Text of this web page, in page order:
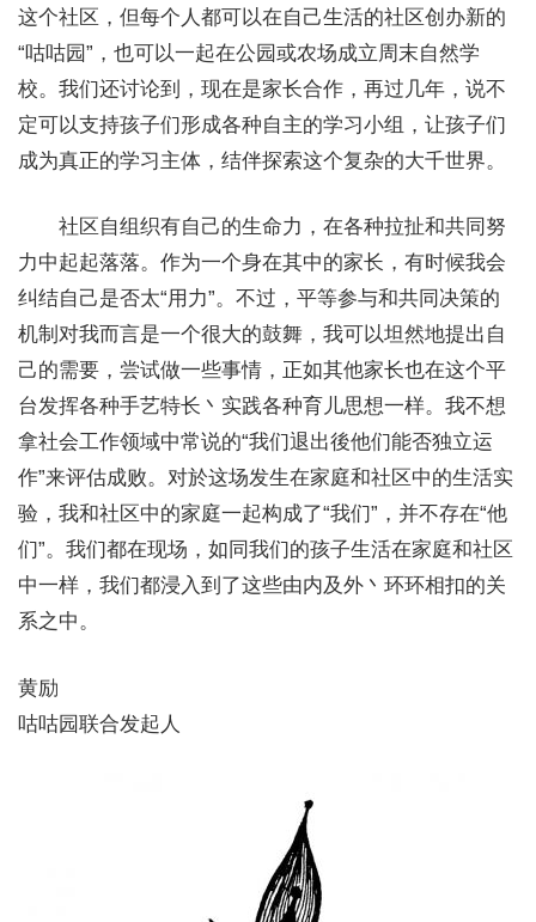
这个社区，但每个人都可以在自己生活的社区创办新的
“咕咕园”，也可以一起在公园或农场成立周末自然学
校。我们还讨论到，现在是家长合作，再过几年，说不
定可以支持孩子们形成各种自主的学习小组，让孩子们
成为真正的学习主体，结伴探索这个复杂的大千世界。
社区自组织有自己的生命力，在各种拉扯和共同努
力中起起落落。作为一个身在其中的家长，有时候我会
纠结自己是否太“用力”。不过，平等参与和共同决策的
机制对我而言是一个很大的鼓舞，我可以坦然地提出自
己的需要，尝试做一些事情，正如其他家长也在这个平
台发挥各种手艺特长丶实践各种育儿思想一样。我不想
拿社会工作领域中常说的“我们退出後他们能否独立运
作”来评估成败。对於这场发生在家庭和社区中的生活实
验，我和社区中的家庭一起构成了“我们”，并不存在“他
们”。我们都在现场，如同我们的孩子生活在家庭和社区
中一样，我们都浸入到了这些由内及外丶环环相扣的关
系之中。
黄励
咕咕园联合发起人